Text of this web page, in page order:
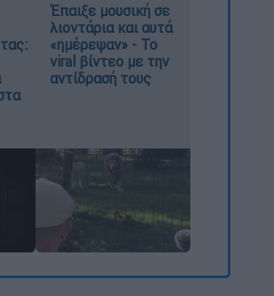
Έπαιξε μουσική σε
λιοντάρια και αυτά
«ημέρεψαν» - Το
viral βίντεο με την
αντίδρασή τους